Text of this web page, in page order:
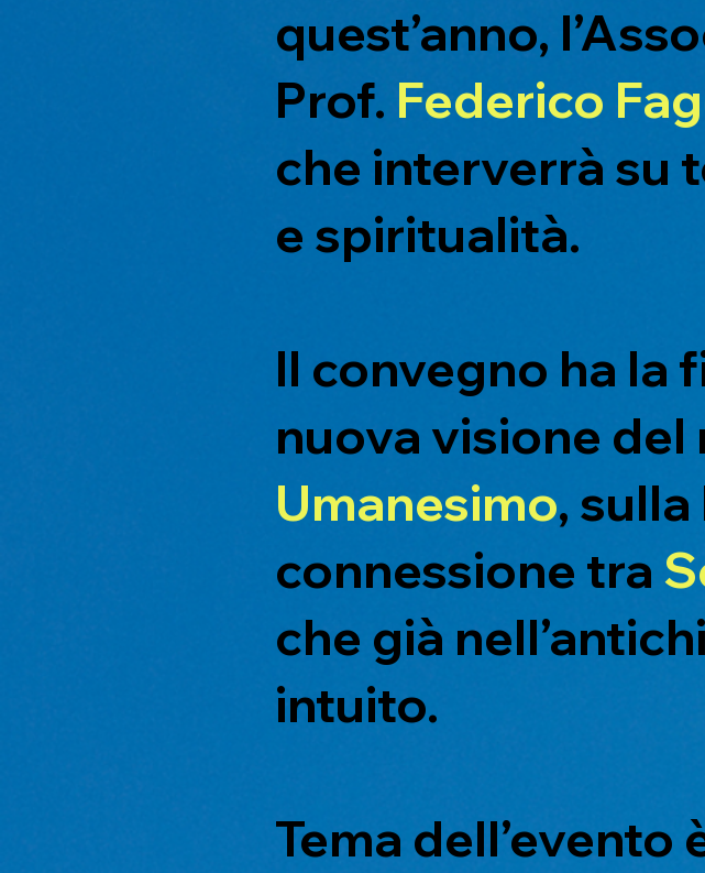
quest’anno,
Prof. Federico
che interverrà su
e spiritualità.
Il convegno ha la
nuova visione
Umanesimo,
connessione tra
che già
intuito.
Tema dell’evento